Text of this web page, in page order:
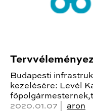
Budapesti
kezelésére: Levél
2020.01.07 | aron